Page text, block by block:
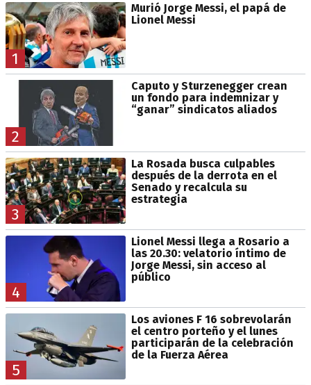
1
Murió Jorge Messi, el papá de
Lionel Messi
2
Caputo y Sturzenegger crean
un fondo para indemnizar y
“ganar” sindicatos aliados
3
La Rosada busca culpables
después de la derrota en el
Senado y recalcula su
estrategia
4
Lionel Messi llega a Rosario a
las 20.30: velatorio íntimo de
Jorge Messi, sin acceso al
público
5
Los aviones F 16 sobrevolarán
el centro porteño y el lunes
participarán de la celebración
de la Fuerza Aérea